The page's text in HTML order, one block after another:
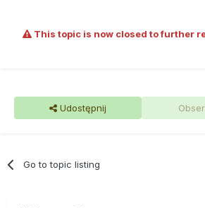
This topic is now closed to further
Udostępnij
Go to topic listing